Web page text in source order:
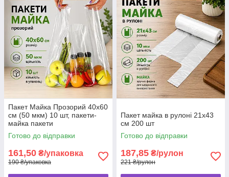
Пакет Майка Прозорий 40x60
см (50 мкм) 10 шт, пакети-
майка пакети
Готово до відправки
161,50 ₴/упаковка
190 ₴/упаковка
Пакет майка в рулоні 21х43
см 200 шт
Готово до відправки
187,85 ₴/рулон
221 ₴/рулон